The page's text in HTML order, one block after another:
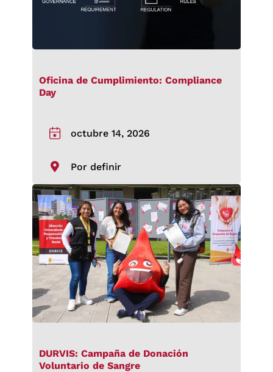
Oficina de Cumplimiento: Compliance
Day
octubre 14, 2026
Por definir
DURVIS: Campaña de Donación
Voluntario de Sangre